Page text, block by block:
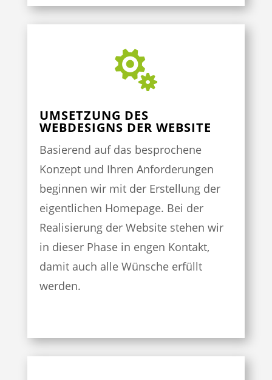

UMSETZUNG DES
WEBDESIGNS DER WEBSITE
Basierend auf das besprochene
Konzept und Ihren Anforderungen
beginnen wir mit der Erstellung der
eigentlichen Homepage. Bei der
Realisierung der Website stehen wir
in dieser Phase in engen Kontakt,
damit auch alle Wünsche erfüllt
werden.